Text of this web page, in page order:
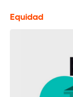
Equidad